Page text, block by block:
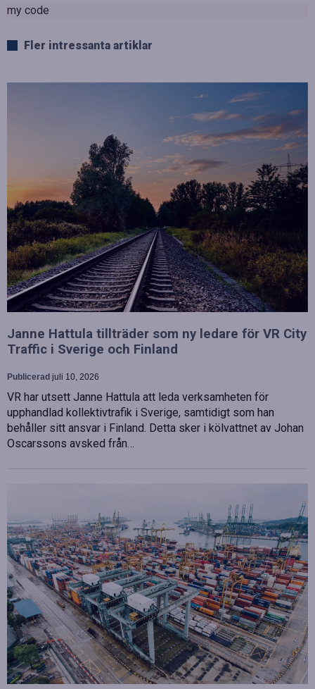
my code
Fler intressanta artiklar
Janne Hattula tillträder som ny ledare för VR City
Traffic i Sverige och Finland
Publicerad juli 10, 2026
VR har utsett Janne Hattula att leda verksamheten för
upphandlad kollektivtrafik i Sverige, samtidigt som han
behåller sitt ansvar i Finland. Detta sker i kölvattnet av Johan
Oscarssons avsked från…